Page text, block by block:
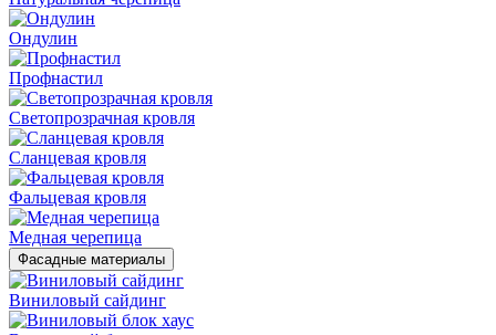
Ондулин
Профнастил
Светопрозрачная кровля
Сланцевая кровля
Фальцевая кровля
Медная черепица
Фасадные материалы
Виниловый сайдинг